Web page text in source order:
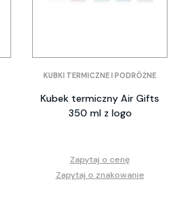
KUBKI TERMICZNE I PODRÓŻNE
Kubek termiczny Air Gifts
350 ml z logo
Zapytaj o cenę
Zapytaj o znakowanie